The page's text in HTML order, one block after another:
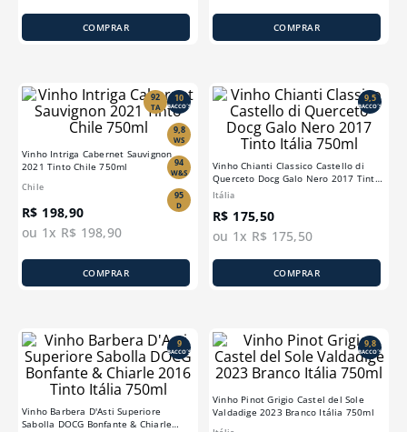
COMPRAR COMPRAR
Vinho Intriga Cabernet Sauvignon
2021 Tinto Chile 750ml
Chile
R$ 198,90
ou 1x R$ 198,90
10
BACCO´S
9,8
WS
94
W&S
95
D
92
TA
COMPRAR
Vinho Chianti Classico Castello di
Querceto Docg Galo Nero 2017 Tinto
Itália 750ml
Itália
R$ 175,50
ou 1x R$ 175,50
9,5
BACCO´S
COMPRAR
Vinho Barbera D'Asti Superiore
Sabolla DOCG Bonfante & Chiarle
9
BACCO´S
Vinho Pinot Grigio Castel del Sole
Valdadige 2023 Branco Itália 750ml
9,8
BACCO´S